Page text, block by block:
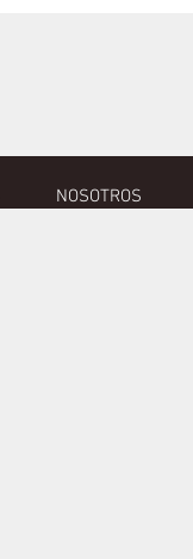
NOSOTROS